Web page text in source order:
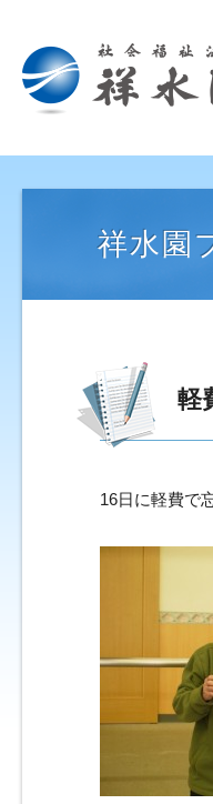
祥水園
軽
16日に軽費で